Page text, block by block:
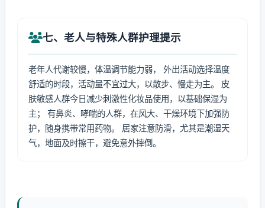
七、老人与特殊人群护理提示
老年人代谢较慢，体温调节能力弱， 外出活动选择温度
舒适的时段，活动量不宜过大，以散步、慢走为主。 皮
肤敏感人群今日减少刺激性化妆品使用，以基础保湿为
主； 有鼻炎、哮喘的人群，在风大、干燥环境下加强防
护，随身携带常用药物。 居家注意防滑，尤其是潮湿天
气，地面及时擦干，避免意外摔倒。